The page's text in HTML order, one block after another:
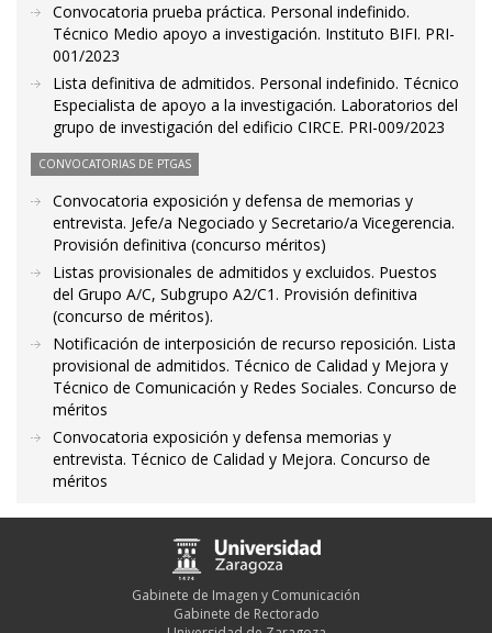
Convocatoria prueba práctica. Personal indefinido.
Técnico Medio apoyo a investigación. Instituto BIFI. PRI-
001/2023
Lista definitiva de admitidos. Personal indefinido. Técnico
Especialista de apoyo a la investigación. Laboratorios del
grupo de investigación del edificio CIRCE. PRI-009/2023
CONVOCATORIAS DE PTGAS
Convocatoria exposición y defensa de memorias y
entrevista. Jefe/a Negociado y Secretario/a Vicegerencia.
Provisión definitiva (concurso méritos)
Listas provisionales de admitidos y excluidos. Puestos
del Grupo A/C, Subgrupo A2/C1. Provisión definitiva
(concurso de méritos).
Notificación de interposición de recurso reposición. Lista
provisional de admitidos. Técnico de Calidad y Mejora y
Técnico de Comunicación y Redes Sociales. Concurso de
méritos
Convocatoria exposición y defensa memorias y
entrevista. Técnico de Calidad y Mejora. Concurso de
méritos
Gabinete de Imagen y Comunicación
Gabinete de Rectorado